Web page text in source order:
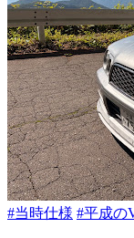
#当時仕様 #平成の